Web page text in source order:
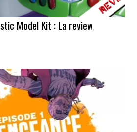
Model Kit : La review